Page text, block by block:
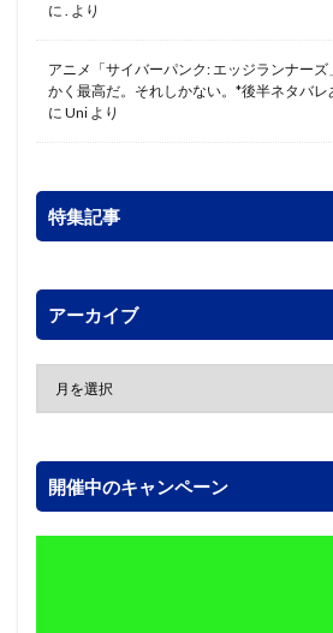
に . より
アニメ「サイバーパンク: エッジランナー
かく最高だ。それしかない。*後半ネタバレ
に Uni より
特集記事
アーカイブ
開催中のキャンペーン